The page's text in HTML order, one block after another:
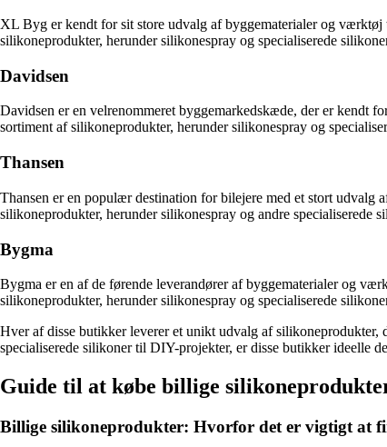
XL Byg er kendt for sit store udvalg af byggematerialer og
silikoneprodukter, herunder silikonespray og specialiserede
Davidsen
Davidsen er en velrenommeret byggemarkedskæde, der er kendt
sortiment af silikoneprodukter, herunder silikonespray og
Thansen
Thansen er en populær destination for bilejere med et stort
silikoneprodukter, herunder silikonespray og andre specialiserede
Bygma
Bygma er en af de førende leverandører af byggematerialer og
silikoneprodukter, herunder silikonespray og specialiserede
Hver af disse butikker leverer et unikt udvalg af
specialiserede silikoner til DIY-projekter, er disse butikker ideelle
Guide til at købe billige
Billige silikoneprodukter: Hvorfor det er vigtigt at